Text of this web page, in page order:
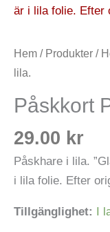
Hem / Produkter /
lila.
Påskkort
29.00 kr
Påskhare i lila.
i lila folie. Efter
Tillgänglighet: I
Påskhare
lila.
mängd